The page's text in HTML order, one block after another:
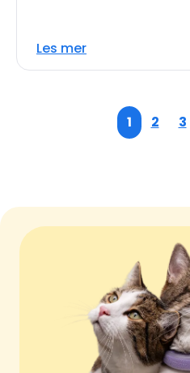
Les mer
1 2 3